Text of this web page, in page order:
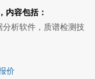
内容包括：
析软件，质谱检测技
价